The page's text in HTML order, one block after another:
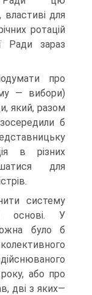
властиві для
ротацій
Ради зараз
про
— вибори)
який, разом
б
в різних
для
систему
основі. У
було б
або про
дві з яких—